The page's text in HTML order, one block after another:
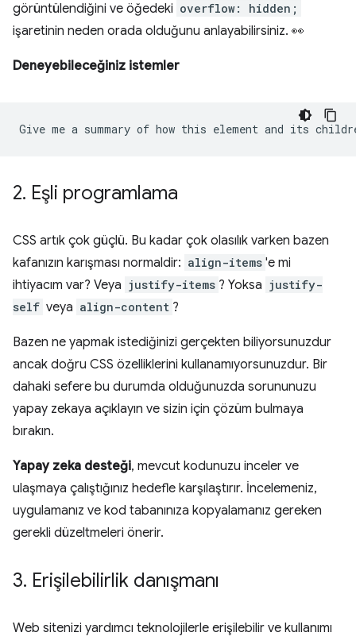
görüntülendiğini ve öğedeki overflow: hidden;
işaretinin neden orada olduğunu anlayabilirsiniz. 👀
Deneyebileceğiniz istemler
2. Eşli programlama
CSS artık çok güçlü. Bu kadar çok olasılık varken bazen
kafanızın karışması normaldir: align-items 'e mi
ihtiyacım var? Veya justify-items ? Yoksa justify-
self veya align-content ?
Bazen ne yapmak istediğinizi gerçekten biliyorsunuzdur
ancak doğru CSS özelliklerini kullanamıyorsunuzdur. Bir
dahaki sefere bu durumda olduğunuzda sorununuzu
yapay zekaya açıklayın ve sizin için çözüm bulmaya
bırakın.
Yapay zeka desteği, mevcut kodunuzu inceler ve
ulaşmaya çalıştığınız hedefle karşılaştırır. İncelemeniz,
uygulamanız ve kod tabanınıza kopyalamanız gereken
gerekli düzeltmeleri önerir.
3. Erişilebilirlik danışmanı
Web sitenizi yardımcı teknolojilerle erişilebilir ve kullanımı